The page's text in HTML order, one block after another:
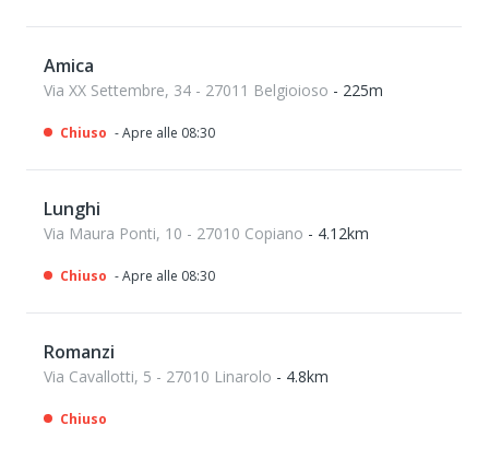
Amica
Via XX Settembre, 34 - 27011 Belgioioso - 225m
Chiuso - Apre alle 08:30
Lunghi
Via Maura Ponti, 10 - 27010 Copiano - 4.12km
Chiuso - Apre alle 08:30
Romanzi
Via Cavallotti, 5 - 27010 Linarolo - 4.8km
Chiuso